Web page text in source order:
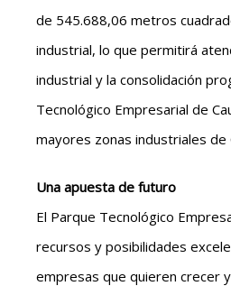
de 545.688,06 metros
industrial, lo que permitirá
industrial y la consolidación
Tecnológico Empresarial de
mayores zonas industriales de
Una apuesta de futuro
El Parque Tecnológico
recursos y posibilidades
empresas que quieren crecer